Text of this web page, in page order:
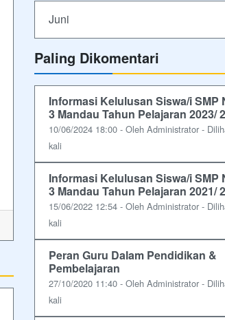
Juni
Paling Dikomentari
Informasi Kelulusan Siswa/i SMP
3 Mandau Tahun Pelajaran 2023/
10/06/2024 18:00 - Oleh Administrator -
kali
Informasi Kelulusan Siswa/i SMP
3 Mandau Tahun Pelajaran 2021/
15/06/2022 12:54 - Oleh Administrator -
kali
Peran Guru Dalam Pendidikan &
Pembelajaran
27/10/2020 11:40 - Oleh Administrator -
kali